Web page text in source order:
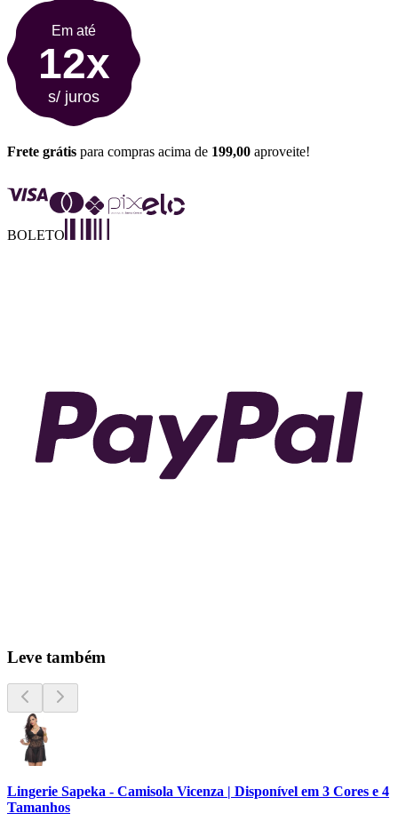
Em até
12x
s/ juros
Frete grátis para compras acima de 199,00 aproveite!
BOLETO
Leve também
Lingerie Sapeka - Camisola Vicenza | Disponível em 3 Cores e 4
Tamanhos